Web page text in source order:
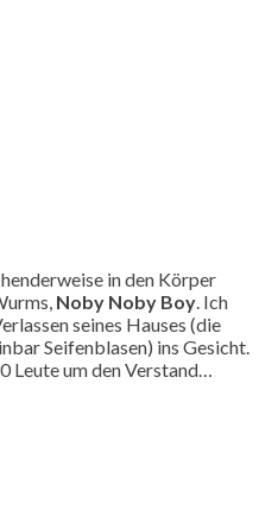
in den Körper
Noby Noby Boy. Ich
seines Hauses (die
Seifenblasen) ins Gesicht.
Leute um den Verstand…